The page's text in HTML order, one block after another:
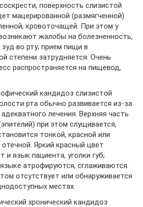
поверхность слизистой
мацерированной (размягченной)
кровоточащей. При этом у
жалобы на болезненность,
во рту; прием пищи в
степени затрудняется. Очень
распространяется на пищевод,
кандидоз слизистой
рта обычно развивается из-за
лечения. Верхняя часть
при этом слущивается,
тонкой, красной или
Яркий красный цвет
и язык пациента, уголки губ;
атрофируются, сглаживаются.
отсутствует или обнаруживается
местах.
хронический кандидоз